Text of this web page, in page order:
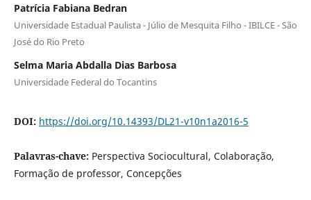
Patrícia Fabiana Bedran
Universidade Estadual Paulista - Júlio de Mesquita Filho - IBILCE - São
José do Rio Preto
Selma Maria Abdalla Dias Barbosa
Universidade Federal do Tocantins
DOI: https://doi.org/10.14393/DL21-v10n1a2016-5
Palavras-chave: Perspectiva Sociocultural, Colaboração,
Formação de professor, Concepções